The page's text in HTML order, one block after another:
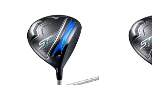
ジュニア／キッズ
メディカル